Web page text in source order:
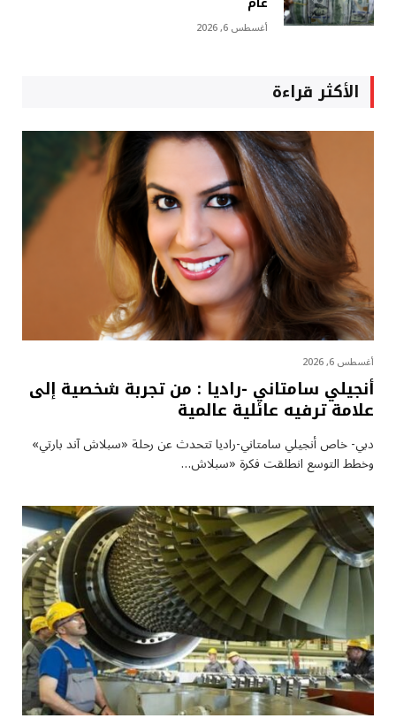
أغسطس 6, 2026
الأكثر قراءة
أغسطس 6, 2026
أنجيلي سامتاني -راديا : من تجربة شخصية إلى
علامة ترفيه عائلية عالمية
دبي- خاص أنجيلي سامتاني-راديا تتحدث عن رحلة «سبلاش آند بارتي»
وخطط التوسع انطلقت فكرة «سبلاش…